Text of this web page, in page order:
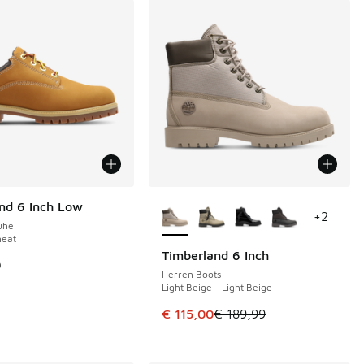
auf € 140,00 gefallen
6 Inch Low
Timberland 6 Inch
Herren Boots
Light Beige - Light Beige
Dieser Artikel ist im Sale. Der
€ 115,00€ 189,99
SPARE 74 €
+2